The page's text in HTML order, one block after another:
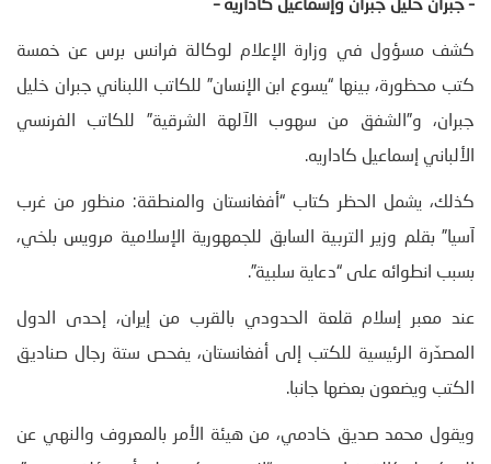
–جبران خليل جبران وإسماعيل كاداريه –
كشف مسؤول في وزارة الإعلام لوكالة فرانس برس عن خمسة
كتب محظورة، بينها “يسوع ابن الإنسان” للكاتب اللبناني جبران خليل
جبران، و”الشفق من سهوب الآلهة الشرقية” للكاتب الفرنسي
الألباني إسماعيل كاداريه.
كذلك، يشمل الحظر كتاب “أفغانستان والمنطقة: منظور من غرب
آسيا” بقلم وزير التربية السابق للجمهورية الإسلامية مرويس بلخي،
بسبب انطوائه على “دعاية سلبية”.
عند معبر إسلام قلعة الحدودي بالقرب من إيران، إحدى الدول
المصدّرة الرئيسية للكتب إلى أفغانستان، يفحص ستة رجال صناديق
الكتب ويضعون بعضها جانبا.
ويقول محمد صديق خادمي، من هيئة الأمر بالمعروف والنهي عن